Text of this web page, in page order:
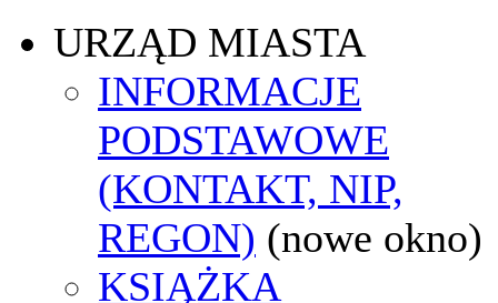
URZĄD MIASTA
INFORMACJE
PODSTAWOWE
(KONTAKT, NIP,
REGON) (nowe okno)
KSIĄŻKA